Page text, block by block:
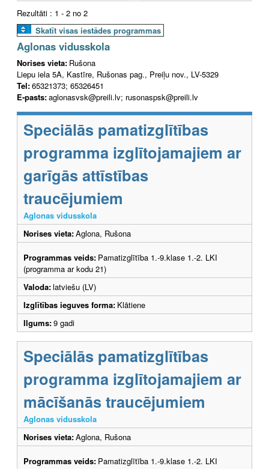
Rezultāti : 1 - 2 no 2
Skatīt visas iestādes programmas
Aglonas vidusskola
Norises vieta: Rušona
Liepu iela 5A, Kastīre, Rušonas pag., Preiļu nov., LV-5329
Tel:65321373; 65326451
E-pasts:aglonasvsk@preili.lv; rusonaspsk@preili.lv
Speciālās pamatizglītības
programma izglītojamajiem ar
garīgās attīstības
traucējumiem
Aglonas vidusskola
Norises vieta:Aglona, Rušona
Programmas veids: Pamatizglītība 1.-9.klase 1.-2. LKI
(programma ar kodu 21)
Valoda:latviešu (LV)
Izglītības ieguves forma: Klātiene
Ilgums:9 gadi
Speciālās pamatizglītības
programma izglītojamajiem ar
mācīšanās traucējumiem
Aglonas vidusskola
Norises vieta:Aglona, Rušona
Programmas veids: Pamatizglītība 1.-9.klase 1.-2. LKI